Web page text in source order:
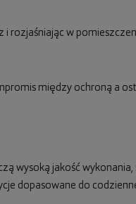
rozjaśniając w
między ochroną a
wysoką jakość
dopasowane do